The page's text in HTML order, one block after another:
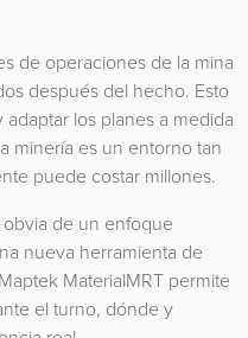
de operaciones de la mina
después del hecho. Esto
los planes a medida
minería es un entorno tan
puede costar millones.
de un enfoque
nueva herramienta de
MaterialMRT permite
el turno, dónde y